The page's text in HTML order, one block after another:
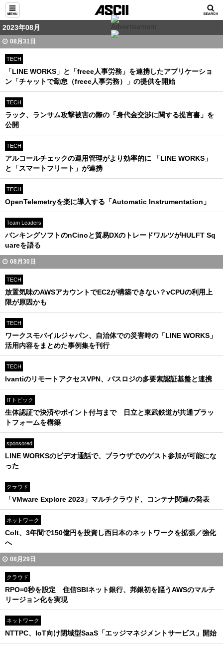
2023年08月
08月31日
TECH
「LINE WORKS」と「freee人事労務」を連携したアプリケーショ
ン「チャットで勤怠（freee人事労務）」の提供を開始
TECH
ラック、ランサム攻撃被害の際の「身代金交渉に関する提言書」を
公開
TECH
アルコールチェックの運用管理がより効率的に 「LINE WORKS」
と「スマートフリート」が連携
TECH
OpenTelemetryを楽に導入する「Automatic Instrumentation」
Team Leaders
バンキングソフトのnCinoと貿易DXのトレードワルツがHULFT Sq
uareを語る
08月30日
TECH
放置気味のAWSアカウントでEC2が構築できない？vCPUの利用上
限が原因かも
TECH
ワークスモバイルジャパン、自治体での災害時の「LINE WORKS」
活用内容をまとめた事例集を刊行
TECH
IvantiのリモートアクセスVPN、パスロジの多要素認証基盤と連携
ITトピック
生体認証で決済やポイント付与まで 日立と東武鉄道が共通プラッ
トフォームを構築
sponsored
LINE WORKSのビデオ通話で、ブラウザでのゲスト参加が可能にな
った
クラウド
「VMware Explore 2023」マルチクラウド、コンテナ関連の発表
ネットワーク
Colt、3年間で150億円を投資し西日本のネットワークを拡張／強化
へ
08月29日
クラウド
RPO=0秒を設定 住信SBIネット銀行、邦銀初を謳うAWSのマルチ
リージョン化を実現
ネットワーク
NTTPC、IoT向け閉域型SaaS「エッジマネジメントサービス」開始